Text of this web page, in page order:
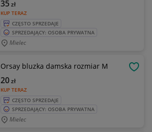
KUP TERAZ
35zł
CZĘSTO SPRZEDAJE
SPRZEDAJĄCY: OSOBA PRYWATNA
Mielec
Orsay bluzka damska rozmiar M
KUP TERAZ
20zł
CZĘSTO SPRZEDAJE
SPRZEDAJĄCY: OSOBA PRYWATNA
Mielec